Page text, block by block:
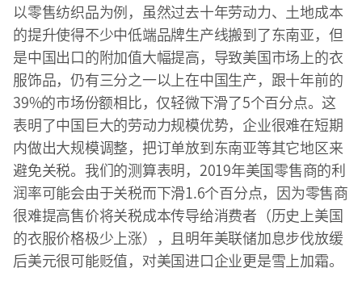
以零售纺织品为例，虽然过去十年劳动力、土地成本
的提升使得不少中低端品牌生产线搬到了东南亚，但
是中国出口的附加值大幅提高，导致美国市场上的衣
服饰品，仍有三分之一以上在中国生产，跟十年前的
39%的市场份额相比，仅轻微下滑了5个百分点。这
表明了中国巨大的劳动力规模优势，企业很难在短期
内做出大规模调整，把订单放到东南亚等其它地区来
避免关税。我们的测算表明，2019年美国零售商的利
润率可能会由于关税而下滑1.6个百分点，因为零售商
很难提高售价将关税成本传导给消费者（历史上美国
的衣服价格极少上涨），且明年美联储加息步伐放缓
后美元很可能贬值，对美国进口企业更是雪上加霜。